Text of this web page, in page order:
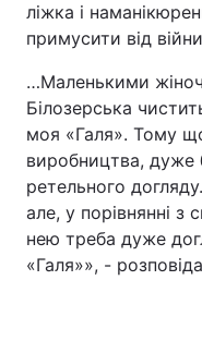
Тема оформлення
ліжка і
примусити від
…Маленькими
Білозерська
моя «Галя». Тому
виробництва, дуже
ретельного
але, у порівнянні з
нею треба дуже
«Галя»», -